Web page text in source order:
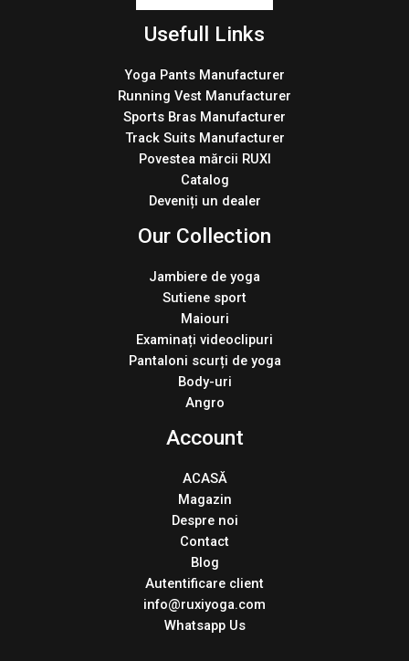
Usefull Links
Yoga Pants Manufacturer
Running Vest Manufacturer
Sports Bras Manufacturer
Track Suits Manufacturer
Povestea mărcii RUXI
Catalog
Deveniți un dealer
Our Collection
Jambiere de yoga
Sutiene sport
Maiouri
Examinați videoclipuri
Pantaloni scurți de yoga
Body-uri
Angro
Account
ACASĂ
Magazin
Despre noi
Contact
Blog
Autentificare client
info@ruxiyoga.com
Whatsapp Us